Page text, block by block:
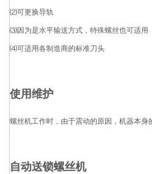
⑵可更换导轨
⑶因为是水平输送方式，特殊螺丝也可适用
⑷可适用各制造商的标准刀头
使用维护
螺丝机工作时，由于震动的原因，机器本
自动送锁螺丝机